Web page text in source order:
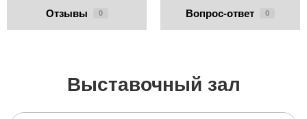
Отзывы 0 Вопрос-ответ 0
Выставочный зал